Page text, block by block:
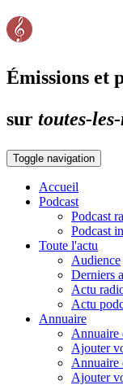
Émissions et
sur toutes-
Toggle navigation
Accueil
Podcast
Podcast
Podcast
Toute l'actu
Audience
Derniers
Actu
Actu
Annuaire
Annuaire
Ajouter
Annuaire
Ajouter